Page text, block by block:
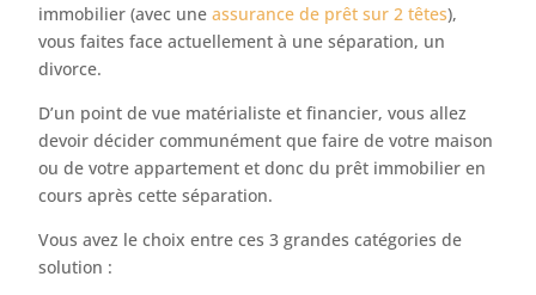
immobilier (avec uneassurance de prêt sur 2 têtes),
vous faites face actuellement à une séparation, un
divorce.
D’un point de vue matérialiste et financier, vous allez
devoir décider communément que faire de votre maison
ou de votre appartement et donc du prêt immobilier en
cours après cette séparation.
Vous avez le choix entre ces 3 grandes catégories de
solution :